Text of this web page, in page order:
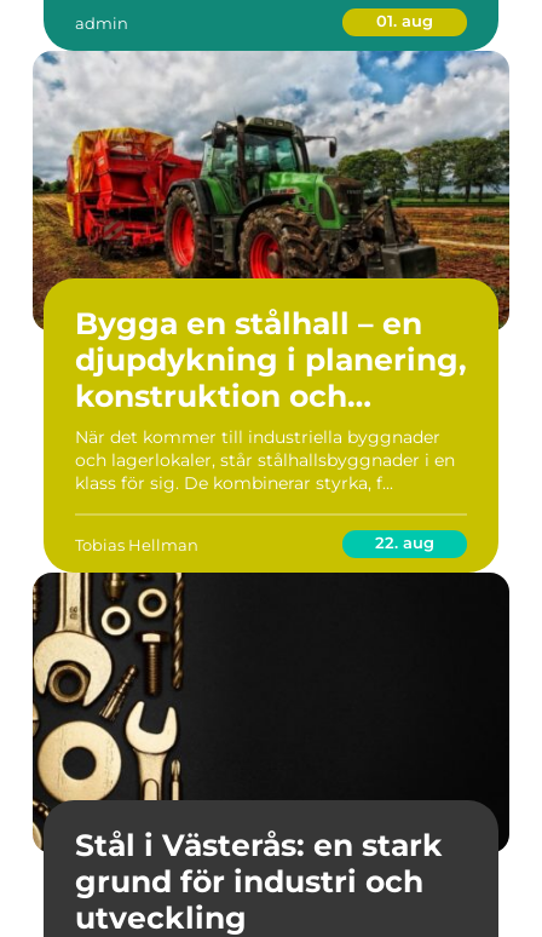
admin 01. aug
Bygga en stålhall – en
djupdykning i planering,
konstruktion och
underhåll
När det kommer till industriella byggnader
och lagerlokaler, står stålhallsbyggnader i en
klass för sig. De kombinerar styrka, f...
Tobias Hellman 22. aug
Stål i Västerås: en stark
grund för industri och
utveckling